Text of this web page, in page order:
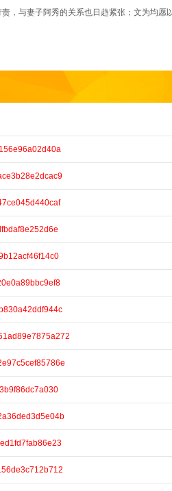
与妻子阿秀的关系也日趋紧张；文为均愿